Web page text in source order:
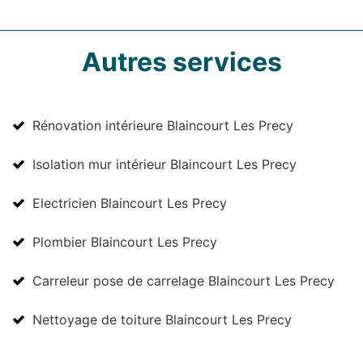
Autres services
Rénovation intérieure Blaincourt Les Precy
Isolation mur intérieur Blaincourt Les Precy
Electricien Blaincourt Les Precy
Plombier Blaincourt Les Precy
Carreleur pose de carrelage Blaincourt Les Precy
Nettoyage de toiture Blaincourt Les Precy